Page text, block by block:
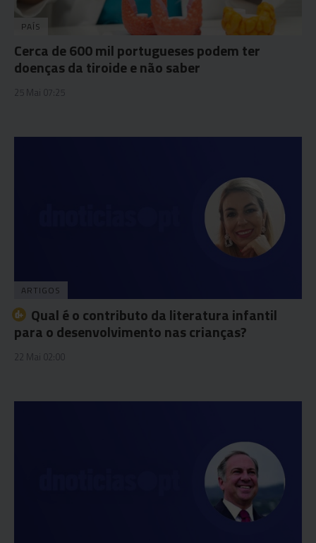
PAÍS
Cerca de 600 mil portugueses podem ter
doenças da tiroide e não saber
25 Mai 07:25
ARTIGOS
Qual é o contributo da literatura infantil
para o desenvolvimento nas crianças?
22 Mai 02:00